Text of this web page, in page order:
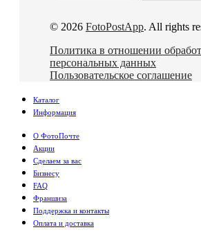
© 2026 FotoPostApp. All rights
Политика в отношении
персональных данных
Пользовательское соглашение
Каталог
Информация
О ФотоПочте
Акции
Сделаем за вас
Бизнесу
FAQ
Франшиза
Поддержка и контакты
Оплата и доставка